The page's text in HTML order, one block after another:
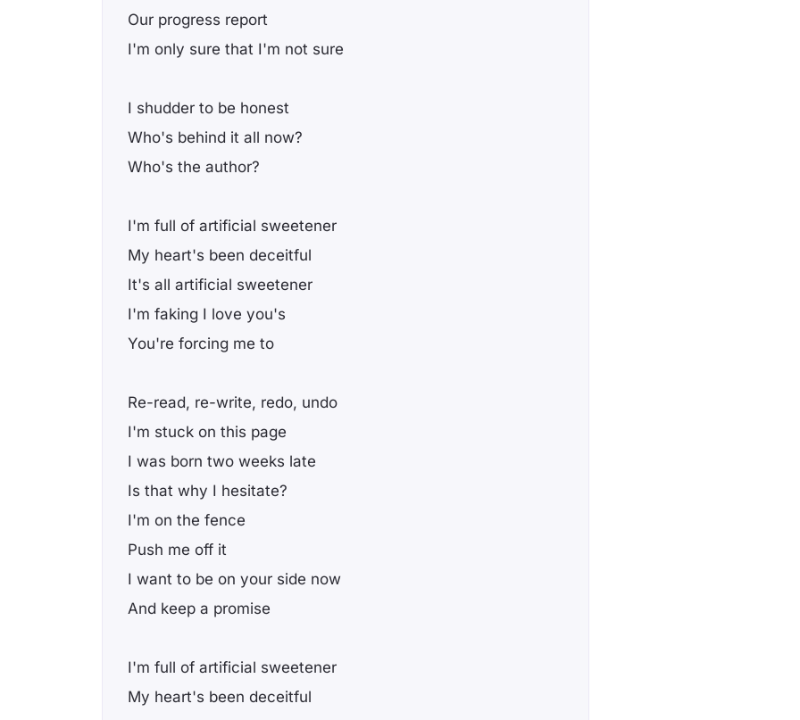
Our progress report
I'm only sure that I'm not sure
I shudder to be honest
Who's behind it all now?
Who's the author?
I'm full of artificial sweetener
My heart's been deceitful
It's all artificial sweetener
I'm faking I love you's
You're forcing me to
Re-read, re-write, redo, undo
I'm stuck on this page
I was born two weeks late
Is that why I hesitate?
I'm on the fence
Push me off it
I want to be on your side now
And keep a promise
I'm full of artificial sweetener
My heart's been deceitful